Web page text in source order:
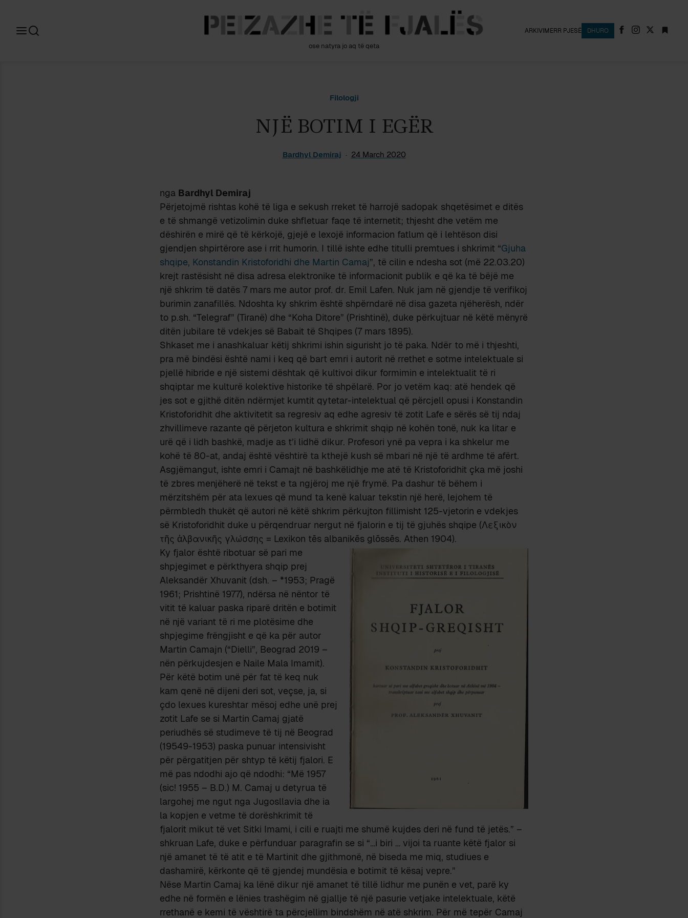
ose natyra jo aq të qeta
ARKIVIMERR PJESË DHURO
Filologji
NJË BOTIM I EGËR
Bardhyl Demiraj 24 March 2020
nga Bardhyl Demiraj
Përjetojmë rishtas kohë të liga e sekush rreket të harrojë sadopak shqetësimet e ditës
e të shmangë vetizolimin duke shfletuar faqe të internetit; thjesht dhe vetëm me
dëshirën e mirë që të kërkojë, gjejë e lexojë informacion fatlum që i lehtëson disi
gjendjen shpirtërore ase i rrit humorin. I tillë ishte edhe titulli premtues i shkrimit “Gjuha
shqipe, Konstandin Kristoforidhi dhe Martin Camaj”, të cilin e ndesha sot (më 22.03.20)
krejt rastësisht në disa adresa elektronike të informacionit publik e që ka të bëjë me
një shkrim të datës 7 mars me autor prof. dr. Emil Lafen. Nuk jam në gjendje të verifikoj
burimin zanafillës. Ndoshta ky shkrim është shpërndarë në disa gazeta njëherësh, ndër
to p.sh. “Telegraf” (Tiranë) dhe “Koha Ditore” (Prishtinë), duke përkujtuar në këtë mënyrë
ditën jubilare të vdekjes së Babait të Shqipes (7 mars 1895).
Shkaset me i anashkaluar këtij shkrimi ishin sigurisht jo të paka. Ndër to më i thjeshti,
pra më bindësi është nami i keq që bart emri i autorit në rrethet e sotme intelektuale si
pjellë hibride e një sistemi dështak që kultivoi dikur formimin e intelektualit të ri
shqiptar me kulturë kolektive historike të shpëlarë. Por jo vetëm kaq: atë hendek që
jes sot e gjithë ditën ndërmjet kumtit qytetar-intelektual që përcjell opusi i Konstandin
Kristoforidhit dhe aktivitetit sa regresiv aq edhe agresiv të zotit Lafe e sërës së tij ndaj
zhvillimeve razante që përjeton kultura e shkrimit shqip në kohën tonë, nuk ka litar e
urë që i lidh bashkë, madje as t’i lidhë dikur. Profesori ynë pa vepra i ka shkelur me
kohë të 80-at, andaj është vështirë ta kthejë kush së mbari në një të ardhme të afërt.
Asgjëmangut, ishte emri i Camajt në bashkëlidhje me atë të Kristoforidhit çka më joshi
të zbres menjëherë në tekst e ta ngjëroj me një frymë. Pa dashur të bëhem i
mërzitshëm për ata lexues që mund ta kenë kaluar tekstin një herë, lejohem të
përmbledh thukët që autori në këtë shkrim përkujton fillimisht 125-vjetorin e vdekjes
së Kristoforidhit duke u përqendruar nergut në fjalorin e tij të gjuhës shqipe (Λεξικὸν
τῆς ἀλβανικῆς γλώσσης = Lexikon tēs albanikēs glōssēs. Athen 1904).
Ky fjalor është ribotuar së pari me
shpjegimet e përkthyera shqip prej
Aleksandër Xhuvanit (dsh. – *1953; Pragë
1961; Prishtinë 1977), ndërsa në nëntor të
vitit të kaluar paska riparë dritën e botimit
në një variant të ri me plotësime dhe
shpjegime frëngjisht e që ka për autor
Martin Camajn (“Dielli”, Beograd 2019 –
nën përkujdesjen e Naile Mala Imamit).
Për këtë botim unë për fat të keq nuk
kam qenë në dijeni deri sot, veçse, ja, si
çdo lexues kureshtar mësoj edhe unë prej
zotit Lafe se si Martin Camaj gjatë
periudhës së studimeve të tij në Beograd
(19549-1953) paska punuar intensivisht
për përgatitjen për shtyp të këtij fjalori. E
më pas ndodhi ajo që ndodhi: “Më 1957
(sic! 1955 – B.D.) M. Camaj u detyrua të
largohej me ngut nga Jugosllavia dhe ia
la kopjen e vetme të dorëshkrimit të
fjalorit mikut të vet Sitki Imami, i cili e ruajti me shumë kujdes deri në fund të jetës.” –
shkruan Lafe, duke e përfunduar paragrafin se si “…i biri … vijoi ta ruante këtë fjalor si
një amanet të të atit e të Martinit dhe gjithmonë, në biseda me miq, studiues e
dashamirë, kërkonte që të gjendej mundësia e botimit të kësaj vepre.”
Nëse Martin Camaj ka lënë dikur një amanet të tillë lidhur me punën e vet, parë ky
edhe në formën e lënies trashëgim në gjallje të një pasurie vetjake intelektuale, këtë
rrethanë e kemi të vështirë ta përcjellim bindshëm në atë shkrim. Për më tepër Camaj